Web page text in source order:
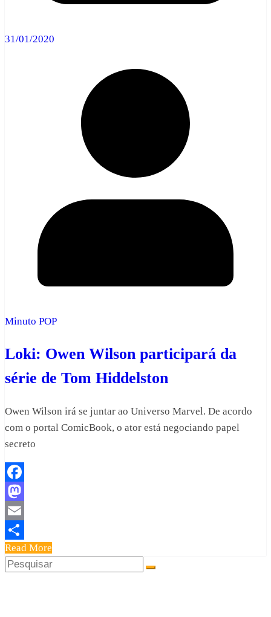
31/01/2020
Minuto POP
Loki: Owen Wilson participará da
série de Tom Hiddelston
Owen Wilson irá se juntar ao Universo Marvel. De acordo
com o portal ComicBook, o ator está negociando papel
secreto
Facebook
Mastodon
Email
Share
Read More